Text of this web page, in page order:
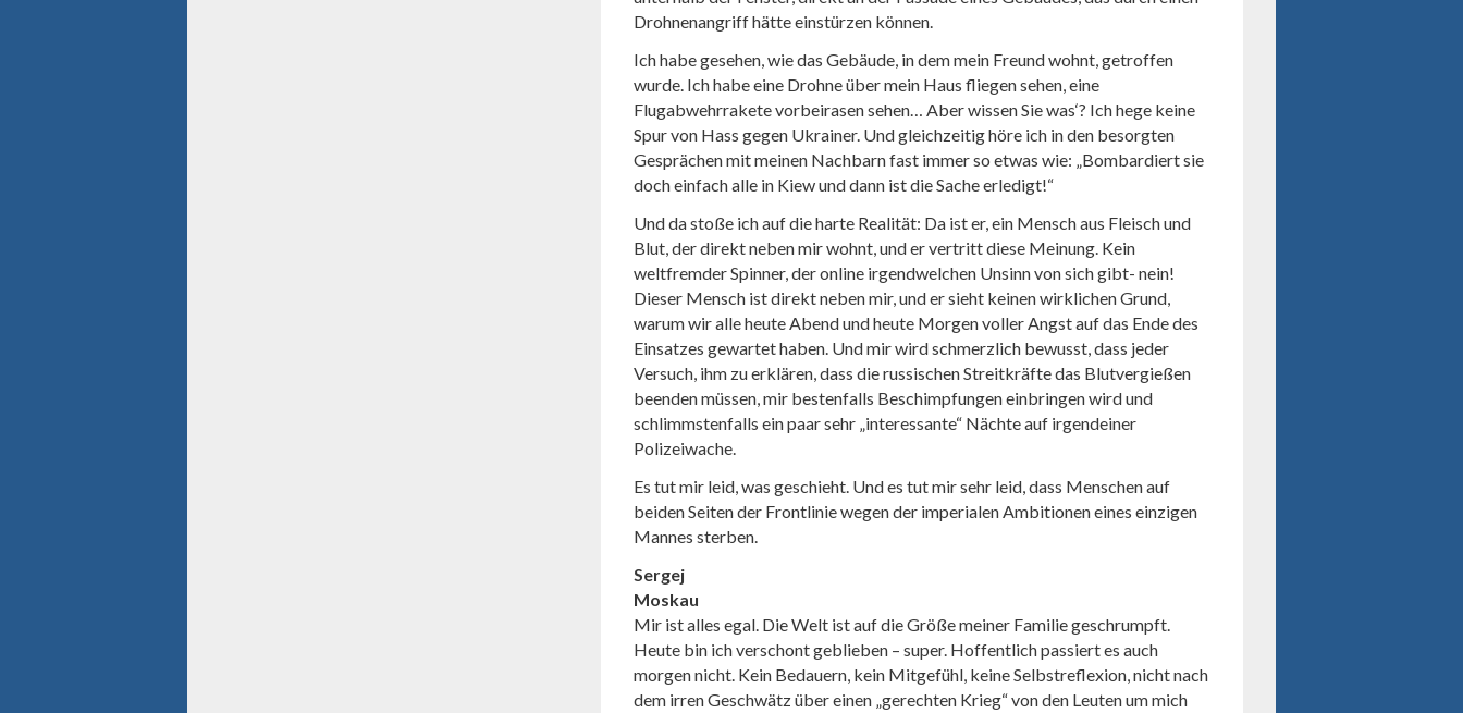
Drohnenangriff hätte einstürzen können.
Ich habe gesehen, wie das Gebäude, in dem mein Freund wohnt, getroffen
wurde. Ich habe eine Drohne über mein Haus fliegen sehen, eine
Flugabwehrrakete vorbeirasen sehen… Aber wissen Sie was‘? Ich hege keine
Spur von Hass gegen Ukrainer. Und gleichzeitig höre ich in den besorgten
Gesprächen mit meinen Nachbarn fast immer so etwas wie: „Bombardiert sie
doch einfach alle in Kiew und dann ist die Sache erledigt!“
Und da stoße ich auf die harte Realität: Da ist er, ein Mensch aus Fleisch und
Blut, der direkt neben mir wohnt, und er vertritt diese Meinung. Kein
weltfremder Spinner, der online irgendwelchen Unsinn von sich gibt- nein!
Dieser Mensch ist direkt neben mir, und er sieht keinen wirklichen Grund,
warum wir alle heute Abend und heute Morgen voller Angst auf das Ende des
Einsatzes gewartet haben. Und mir wird schmerzlich bewusst, dass jeder
Versuch, ihm zu erklären, dass die russischen Streitkräfte das Blutvergießen
beenden müssen, mir bestenfalls Beschimpfungen einbringen wird und
schlimmstenfalls ein paar sehr „interessante“ Nächte auf irgendeiner
Polizeiwache.
Es tut mir leid, was geschieht. Und es tut mir sehr leid, dass Menschen auf
beiden Seiten der Frontlinie wegen der imperialen Ambitionen eines einzigen
Mannes sterben.
Sergej
Moskau
Mir ist alles egal. Die Welt ist auf die Größe meiner Familie geschrumpft.
Heute bin ich verschont geblieben – super. Hoffentlich passiert es auch
morgen nicht. Kein Bedauern, kein Mitgefühl, keine Selbstreflexion, nicht nach
dem irren Geschwätz über einen „gerechten Krieg“ von den Leuten um mich